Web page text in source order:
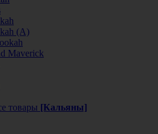
(А)
Maverick
товары [Кальяны]